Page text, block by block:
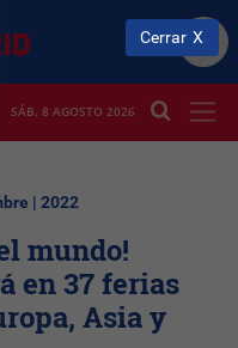
SÁB. 8 AGOSTO 2026
| 2022
mundo!
en 37 ferias
Asia y
Cerrar